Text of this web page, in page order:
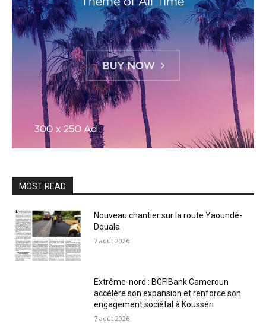
MOST READ
Nouveau chantier sur la route Yaoundé-
Douala
7 août 2026
Extrême-nord : BGFIBank Cameroun
accélère son expansion et renforce son
engagement sociétal à Kousséri
7 août 2026